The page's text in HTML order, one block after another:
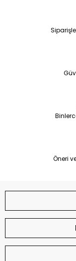
Öneri